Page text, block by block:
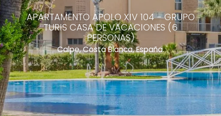
APARTAMENTO APOLO XIV 104 - GRUPO
TURIS CASA DE VACACIONES (6
PERSONAS)
Calpe, Costa Blanca, España.